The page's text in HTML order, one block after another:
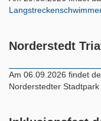
Norderstedt
Am 06.09.2026 findet
Norderstedter Stadtpark